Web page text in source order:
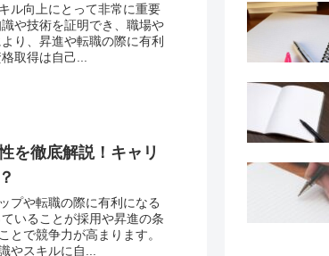
ル向上にとって非常に重要
や技術を証明でき、職場や
り、昇進や転職の際に有利
取得は自己...
を徹底解説！キャリ
プや転職の際に有利になる
いることが採用や昇進の条
とで競争力が高まります。
やスキルに自...